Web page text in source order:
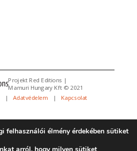
Projekt Red Editions |
Mamuri Hungary Kft © 2021
| Adatvédelem | Kapcsolat
felhasználói élmény érdekében sütiket